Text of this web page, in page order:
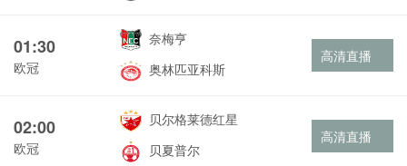
01:30
欧冠
奈梅亨
奥林匹亚科斯
高清直播
02:00
欧冠
贝尔格莱德红星
贝夏普尔
高清直播